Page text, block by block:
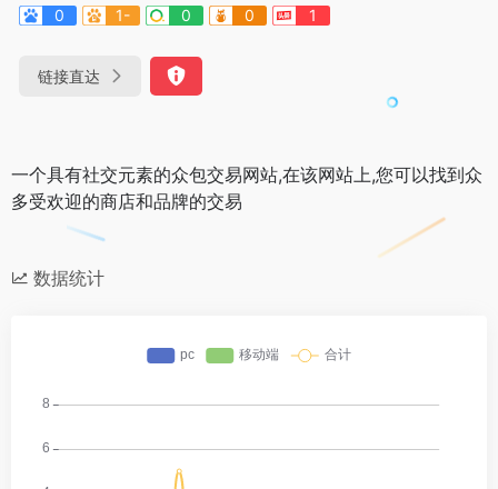
0
1- 0 0 1
链接直达
一个具有社交元素的众包交易网站,在该网站上,您可以找到众
多受欢迎的商店和品牌的交易
数据统计